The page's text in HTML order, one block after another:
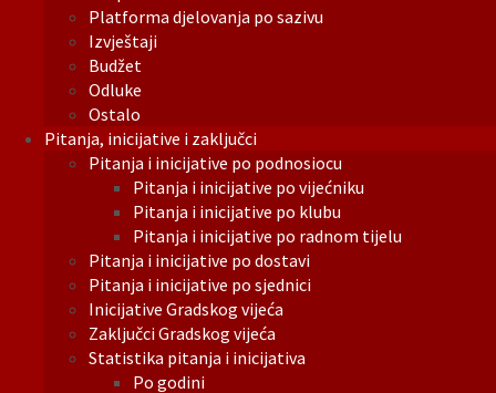
Platforma djelovanja po sazivu
Izvještaji
Budžet
Odluke
Ostalo
Pitanja, inicijative i zaključci
Pitanja i inicijative po podnosiocu
Pitanja i inicijative po vijećniku
Pitanja i inicijative po klubu
Pitanja i inicijative po radnom tijelu
Pitanja i inicijative po dostavi
Pitanja i inicijative po sjednici
Inicijative Gradskog vijeća
Zaključci Gradskog vijeća
Statistika pitanja i inicijativa
Po godini